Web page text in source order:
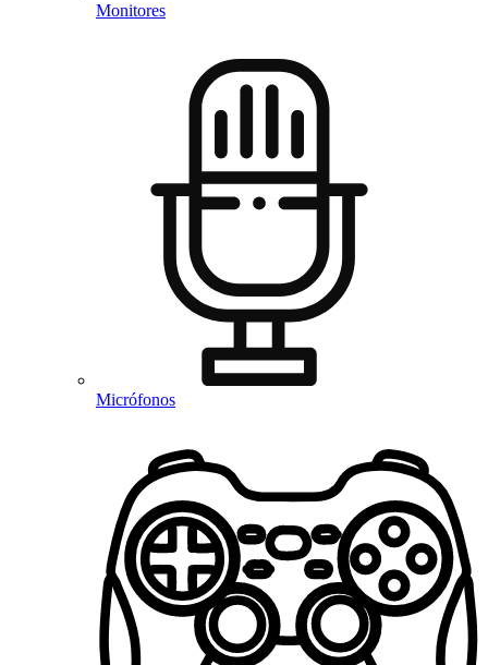
Monitores
Micrófonos